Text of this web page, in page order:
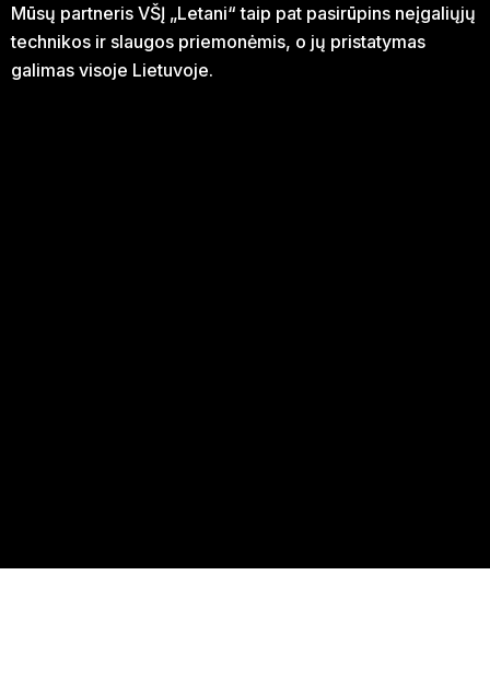
Mūsų partneris VŠĮ „Letani“ taip pat pasirūpins neįgaliųjų
technikos ir slaugos priemonėmis, o jų pristatymas
galimas visoje Lietuvoje.